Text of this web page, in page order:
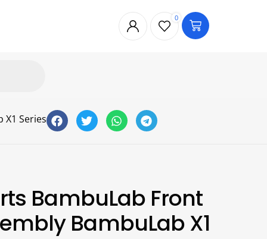
0
Series
BambuLab Front
BambuLab X1